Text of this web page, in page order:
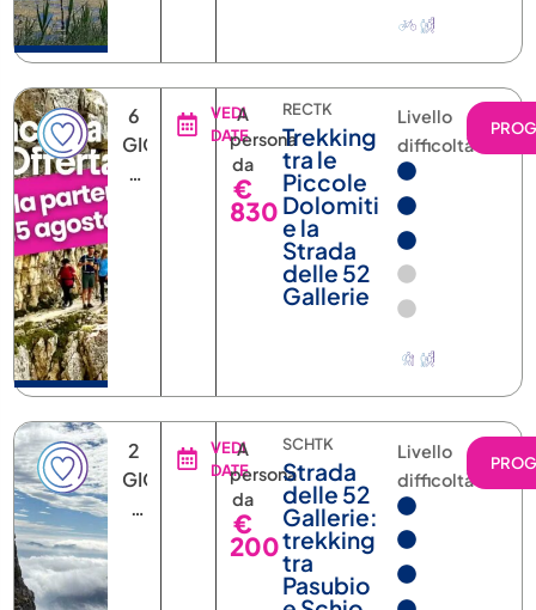
6
GIORNI
5
DATE
A
persona
da
€
830
Trekking
tra le
Piccole
Dolomiti
e la
Strada
delle 52
Gallerie
Livello
difficoltà
2
GIORNI
1
(POSSIBILITÀ
VEDI
DATE
A
persona
da
€
200
Strada
delle 52
Gallerie:
trekking
tra
Pasubio
e Schio
Livello
difficoltà